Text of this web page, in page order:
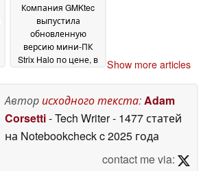
Компания GMKtec
выпустила
обновленную
версию мини-ПК
Strix Halo по цене, в
прежнюю06 July 2026
Show more articles
Авторисходного текста:Adam
Corsetti- Tech Writer- 1477 статей
на Notebookcheckc 2025 года
contact me via: